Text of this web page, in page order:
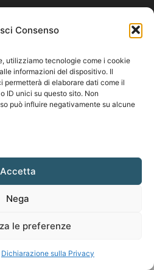
Consenso
utilizziamo tecnologie come i cookie
informazioni del dispositivo. Il
permetterà di elaborare dati come il
ID unici su questo sito. Non
può influire negativamente su alcune
Accetta
Nega
le preferenze
Dichiarazione sulla Privacy